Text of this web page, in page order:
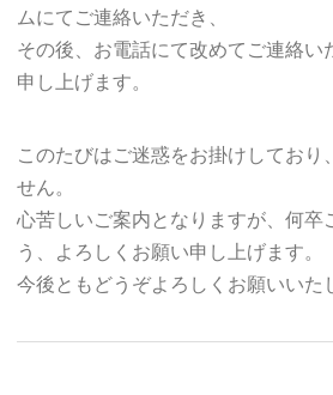
ムにてご連絡いただき、
その後、お電話にて改めてご連絡い
申し上げます。
このたびはご迷惑をお掛けしており
せん。
心苦しいご案内となりますが、何卒
う、よろしくお願い申し上げます。
今後ともどうぞよろしくお願いいた